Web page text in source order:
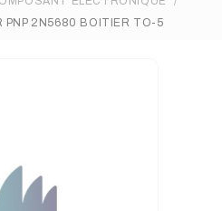
PNP 2N5680 BOITIER TO-5